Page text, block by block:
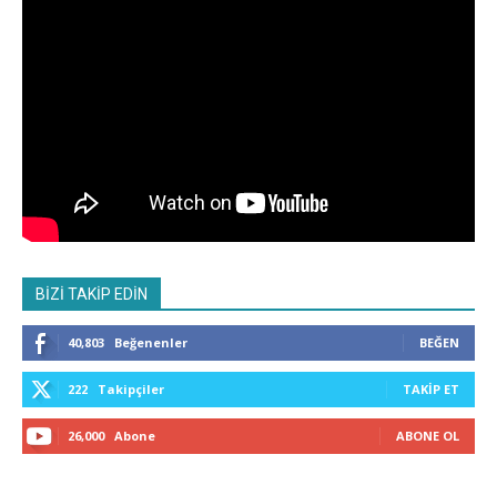
BİZİ TAKİP EDİN
40,803 Beğenenler BEĞEN
222 Takipçiler TAKIP ET
26,000 Abone ABONE OL